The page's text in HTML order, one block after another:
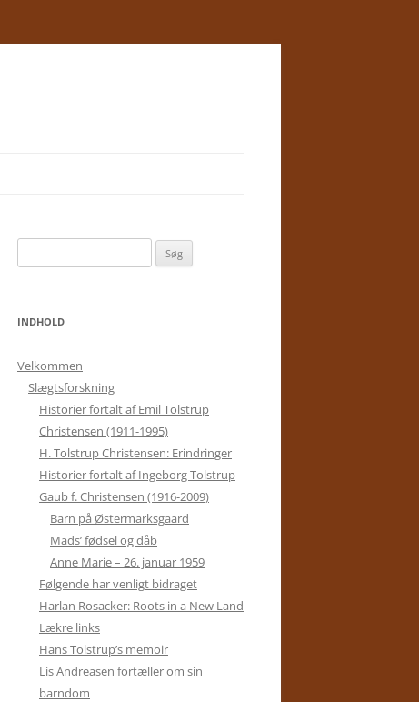
efter:
INDHOLD
Velkommen
Slægtsforskning
Historier fortalt af Emil Tolstrup
Christensen (1911-1995)
H. Tolstrup Christensen: Erindringer
Historier fortalt af Ingeborg Tolstrup
Gaub f. Christensen (1916-2009)
Barn på Østermarksgaard
Mads’ fødsel og dåb
Anne Marie – 26. januar 1959
Følgende har venligt bidraget
Harlan Rosacker: Roots in a New Land
Lækre links
Hans Tolstrup’s memoir
Lis Andreasen fortæller om sin
barndom